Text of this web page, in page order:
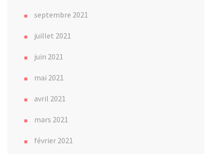
septembre 2021
juillet 2021
juin 2021
mai 2021
avril 2021
mars 2021
février 2021